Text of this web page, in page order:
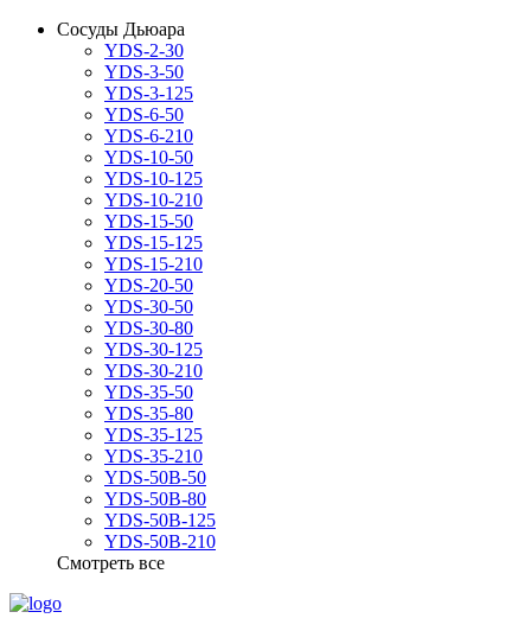
Сосуды Дьюара
YDS-2-30
YDS-3-50
YDS-3-125
YDS-6-50
YDS-6-210
YDS-10-50
YDS-10-125
YDS-10-210
YDS-15-50
YDS-15-125
YDS-15-210
YDS-20-50
YDS-30-50
YDS-30-80
YDS-30-125
YDS-30-210
YDS-35-50
YDS-35-80
YDS-35-125
YDS-35-210
YDS-50B-50
YDS-50B-80
YDS-50B-125
YDS-50B-210
Смотреть все